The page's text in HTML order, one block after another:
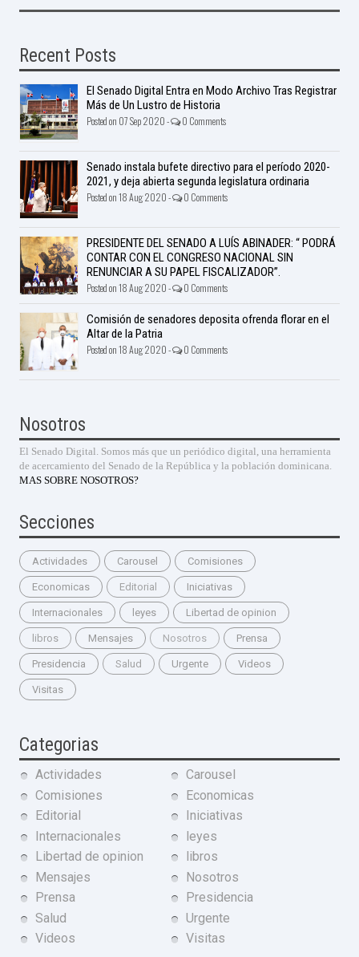
Recent Posts
El Senado Digital Entra en Modo Archivo Tras Registrar
Más de Un Lustro de Historia
Posted on 07 Sep 2020 - 0 Comments
Senado instala bufete directivo para el período 2020-
2021, y deja abierta segunda legislatura ordinaria
Posted on 18 Aug 2020 - 0 Comments
PRESIDENTE DEL SENADO A LUÍS ABINADER: “ PODRÁ
CONTAR CON EL CONGRESO NACIONAL SIN
RENUNCIAR A SU PAPEL FISCALIZADOR”.
Posted on 18 Aug 2020 - 0 Comments
Comisión de senadores deposita ofrenda florar en el
Altar de la Patria
Posted on 18 Aug 2020 - 0 Comments
Nosotros
El Senado Digital. Somos más que un periódico digital, una herramienta
de acercamiento del Senado de la República y la población dominicana.
MAS SOBRE NOSOTROS?
Secciones
Actividades Carousel Comisiones
Economicas Editorial Iniciativas
Internacionales leyes Libertad de opinion
libros Mensajes Nosotros Prensa
Presidencia Salud Urgente Videos
Visitas
Categorias
Actividades
Carousel
Comisiones
Economicas
Editorial
Iniciativas
Internacionales
leyes
Libertad de opinion
libros
Mensajes
Nosotros
Prensa
Presidencia
Salud
Urgente
Videos
Visitas